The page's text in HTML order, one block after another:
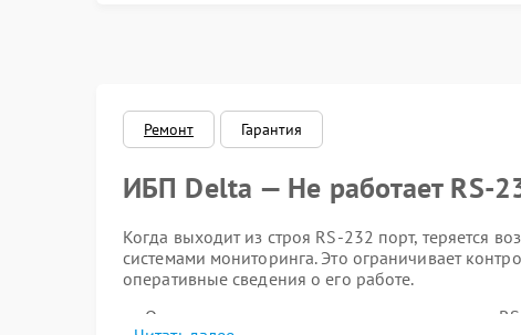
Ремонт Гарантия
ИБП Delta — Не работает RS-
Когда выходит из строя RS-232 порт, теряется
системами мониторинга. Это ограничивает
оперативные сведения о его работе.
Отсутствие отклика при подключении через